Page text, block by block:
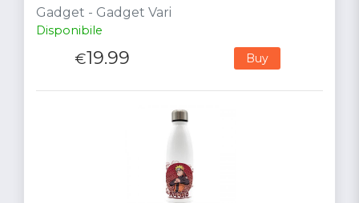
Gadget - Gadget Vari
Disponibile
€19.99 Buy